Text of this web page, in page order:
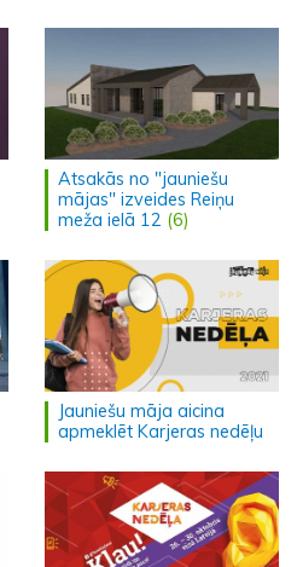
Atsakās no "jauniešu
mājas" izveides Reiņu
meža ielā 12 (6)
Jauniešu māja aicina
apmeklēt Karjeras nedēļu